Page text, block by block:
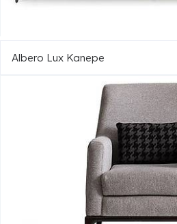
Albero Lux Kanepe